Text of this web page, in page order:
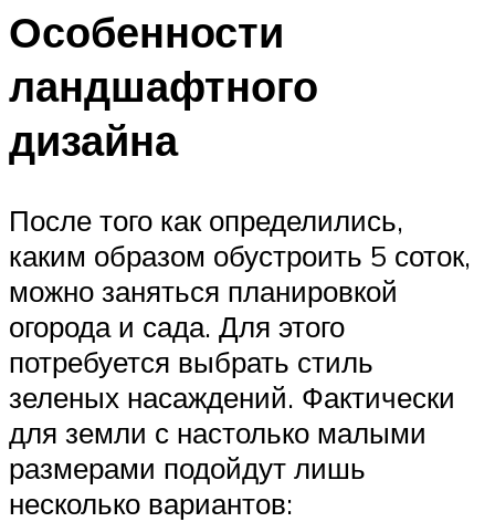
Особенности
ландшафтного
дизайна
После того как определились,
каким образом обустроить 5 соток,
можно заняться планировкой
огорода и сада. Для этого
потребуется выбрать стиль
зеленых насаждений. Фактически
для земли с настолько малыми
размерами подойдут лишь
несколько вариантов: